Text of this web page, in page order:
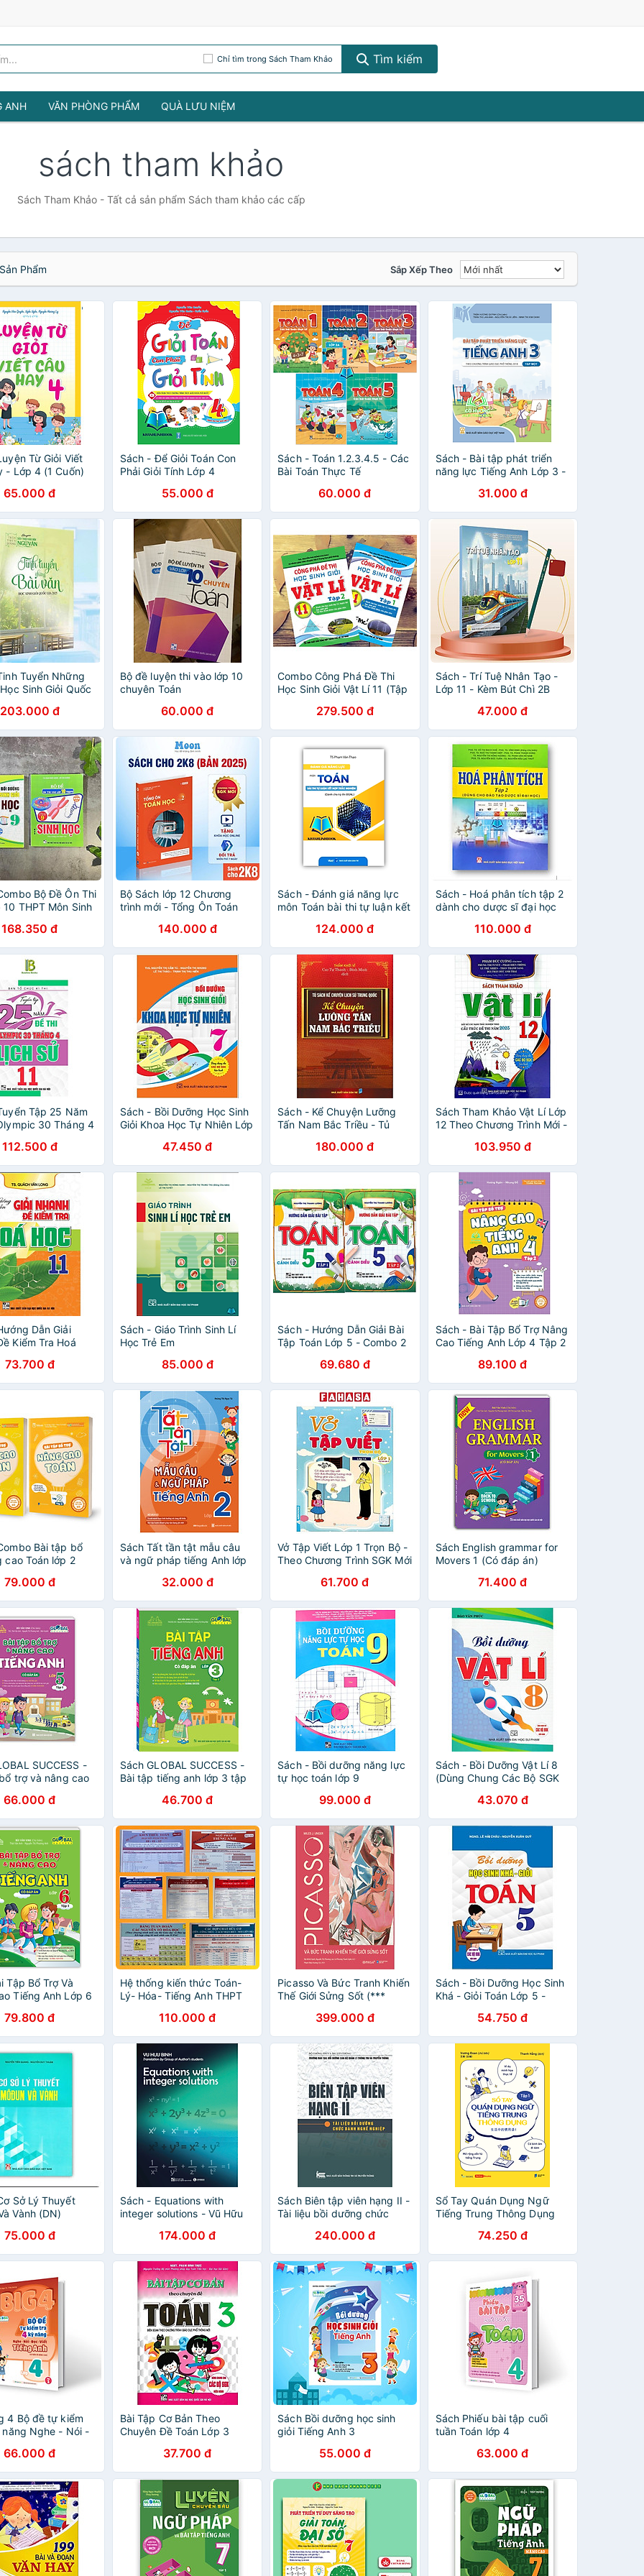
Chỉ tìm trong Sách Tham Khảo Tìm kiếm
ANH VĂN PHÒNG PHẨM QUÀ LƯU NIỆM
sách tham khảo
Sách Tham Khảo - Tất cả sản phẩm Sách tham khảo các cấp
Phẩm Sắp Xếp Theo
Từ Giỏi Viết
- Lớp 4 (1 Cuốn)
65.000 đ
Sách - Để Giỏi Toán Con
Phải Giỏi Tính Lớp 4
55.000 đ
Sách - Toán 1.2.3.4.5 - Các
Bài Toán Thực Tế
60.000 đ
Sách - Bài tập phát triển
năng lực Tiếng Anh Lớp 3 -
GDPT 2018)31.000 đ
Tuyển Những
Sinh Giỏi Quốc
203.000 đ
Bộ đề luyện thi vào lớp 10
chuyên Toán
60.000 đ
Combo Công Phá Đề Thi
Học Sinh Giỏi Vật Lí 11 (Tập
279.500 đ
Sách - Trí Tuệ Nhân Tạo -
Lớp 11 - Kèm Bút Chì 2B
47.000 đ
Bộ Đề Ôn Thi
10 THPT Môn Sinh
Học 9 (Bộ 2 Cuốn)
168.350 đ
Bộ Sách lớp 12 Chương
trình mới - Tổng Ôn Toán
- MoonBook140.000 đ
Sách - Đánh giá năng lực
môn Toán bài thi tự luận kết
124.000 đ
Sách - Hoá phân tích tập 2
dành cho dược sĩ đại học
110.000 đ
Tập 25 Năm
30 Tháng 4
Thi - Hồng Ân
112.500 đ
Sách - Bồi Dưỡng Học Sinh
Giỏi Khoa Học Tự Nhiên Lớp
SGK Hiện Hành - Hồng Ân
47.450 đ
Sách - Kể Chuyện Lưỡng
Tấn Nam Bắc Triều - Tủ
Trung Quốc - Hồng Ân
180.000 đ
Sách Tham Khảo Vật Lí Lớp
12 Theo Chương Trình Mới -
Hiện Hành - Hồng Ân
103.950 đ
Dẫn Giải
Kiểm Tra Hoá
Bộ SGK Hiện Hành
73.700 đ
Sách - Giáo Trình Sinh Lí
Học Trẻ Em
85.000 đ
Sách - Hướng Dẫn Giải Bài
Tập Toán Lớp 5 - Combo 2
Diều - Hồng Ân
69.680 đ
Sách - Bài Tập Bổ Trợ Nâng
Cao Tiếng Anh Lớp 4 Tập 2
89.100 đ
Bài tập bổ
cao Toán lớp 2
79.000 đ
Sách Tất tần tật mẫu câu
và ngữ pháp tiếng Anh lớp
32.000 đ
Vở Tập Viết Lớp 1 Trọn Bộ -
Theo Chương Trình SGK Mới
61.700 đ
Sách English grammar for
Movers 1 (Có đáp án)
71.400 đ
SUCCESS -
trợ và nâng cao
66.000 đ
Sách GLOBAL SUCCESS -
Bài tập tiếng anh lớp 3 tập
46.700 đ
Sách - Bồi dưỡng năng lực
tự học toán lớp 9
99.000 đ
Sách - Bồi Dưỡng Vật Lí 8
(Dùng Chung Các Bộ SGK
43.070 đ
Tập Bổ Trợ Và
Tiếng Anh Lớp 6
79.800 đ
Hệ thống kiến thức Toán-
Lý- Hóa- Tiếng Anh THPT
110.000 đ
Picasso Và Bức Tranh Khiến
Thế Giới Sửng Sốt (***
399.000 đ
Sách - Bồi Dưỡng Học Sinh
Khá - Giỏi Toán Lớp 5 -
Hiện Hành - Hồng Ân
54.750 đ
Sở Lý Thuyết
Vành (DN)
75.000 đ
Sách - Equations with
integer solutions - Vũ Hữu
174.000 đ
Sách Biên tập viên hạng II -
Tài liệu bồi dưỡng chức
240.000 đ
Sổ Tay Quán Dụng Ngữ
Tiếng Trung Thông Dụng
74.250 đ
4 Bộ đề tự kiểm
Nghe - Nói -
Anh lớp 4 tập 1
66.000 đ
Bài Tập Cơ Bản Theo
Chuyên Đề Toán Lớp 3
SGK Hiện Hành)
37.700 đ
Sách Bồi dưỡng học sinh
giỏi Tiếng Anh 3
55.000 đ
Sách Phiếu bài tập cuối
tuần Toán lớp 4
63.000 đ